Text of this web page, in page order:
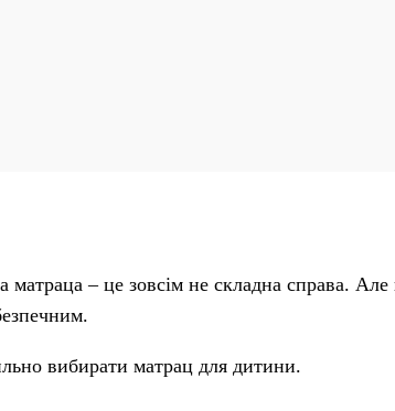
– це зовсім не складна справа.
вибирати матрац для дитини.